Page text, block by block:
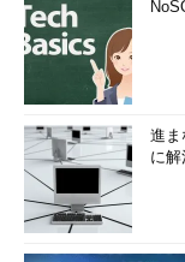
進ま
に